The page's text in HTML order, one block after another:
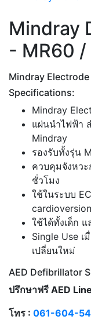
Mindray
- MR60 /
Mindray
Specifications:
Mindray
แผ่นนำไฟฟ้า
Mindray
รองรับทั้งรุ่น
ควบคุมจังหวะ
ชั่วโมง
ใช้ในระบบ
ใช้ได้ทั้งเด็ก
Single Use
เปลี่ยนใหม่
AED Defibrillator
ปรึกษาฟรี AED
โทร : 061-604-